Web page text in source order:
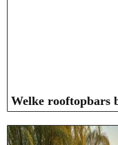
Welke rooftopbars